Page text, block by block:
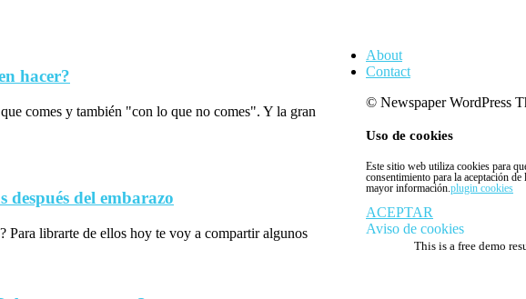
hacer?
comes y también "con lo que no comes". Y la gran
después del embarazo
Para librarte de ellos hoy te voy a compartir algunos
About
Contact
© Newspaper WordPress
Uso de cookies
Este sitio web utiliza cookies para
consentimiento para la aceptación
mayor información.plugin cookies
ACEPTAR
Aviso de cookies
This is a free demo